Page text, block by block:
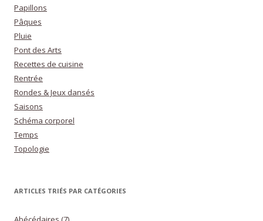
Papillons
Pâques
Pluie
Pont des Arts
Recettes de cuisine
Rentrée
Rondes & Jeux dansés
Saisons
Schéma corporel
Temps
Topologie
ARTICLES TRIÉS PAR CATÉGORIES